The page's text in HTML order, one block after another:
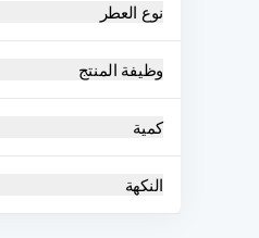
نوع العطر
وظيفة المنتج
كمية
النكهة